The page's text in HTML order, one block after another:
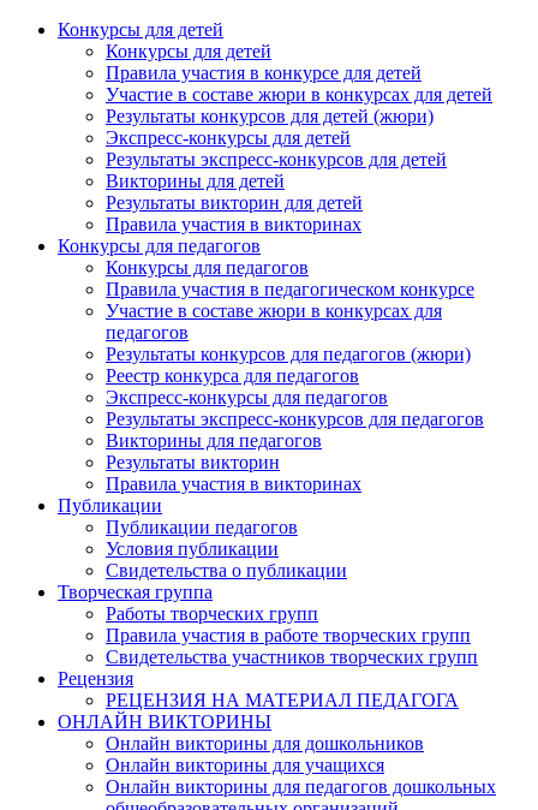
Конкурсы для детей
Конкурсы для детей
Правила участия в конкурсе для детей
Участие в составе жюри в конкурсах для детей
Результаты конкурсов для детей (жюри)
Экспресс-конкурсы для детей
Результаты экспресс-конкурсов для детей
Викторины для детей
Результаты викторин для детей
Правила участия в викторинах
Конкурсы для педагогов
Конкурсы для педагогов
Правила участия в педагогическом конкурсе
Участие в составе жюри в конкурсах для
педагогов
Результаты конкурсов для педагогов (жюри)
Реестр конкурса для педагогов
Экспресс-конкурсы для педагогов
Результаты экспресс-конкурсов для педагогов
Викторины для педагогов
Результаты викторин
Правила участия в викторинах
Публикации
Публикации педагогов
Условия публикации
Свидетельства о публикации
Творческая группа
Работы творческих групп
Правила участия в работе творческих групп
Свидетельства участников творческих групп
Рецензия
РЕЦЕНЗИЯ НА МАТЕРИАЛ ПЕДАГОГА
ОНЛАЙН ВИКТОРИНЫ
Онлайн викторины для дошкольников
Онлайн викторины для учащихся
Онлайн викторины для педагогов дошкольных